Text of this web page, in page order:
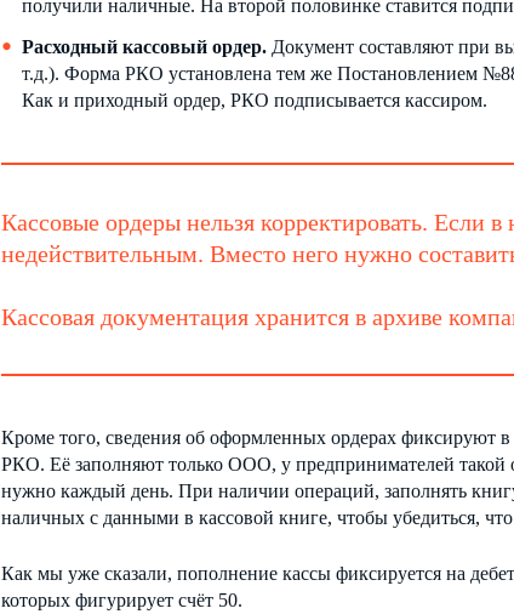
получили наличные. На второй половинке ставится
Расходный кассовый ордер. Документ составляют при
т.д.). Форма РКО установлена тем же Постановлением
Как и приходный ордер, РКО подписывается кассиром.
Кассовые ордеры нельзя корректировать. Если
недействительным. Вместо него нужно
Кассовая документация хранится в архиве
Кроме того, сведения об оформленных ордерах фиксируют
РКО. Её заполняют только ООО, у предпринимателей такой
нужно каждый день. При наличии операций, заполнять
наличных с данными в кассовой книге, чтобы убедиться,
Как мы уже сказали, пополнение кассы фиксируется на
которых фигурирует счёт 50.